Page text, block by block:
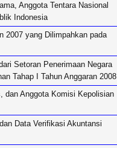
Anggota Tentara Nasional
Indonesia
2007 yang Dilimpahkan pada
Setoran Penerimaan Negara
Tahap I Tahun Anggaran 2008
dan Anggota Komisi Kepolisian
Data Verifikasi Akuntansi